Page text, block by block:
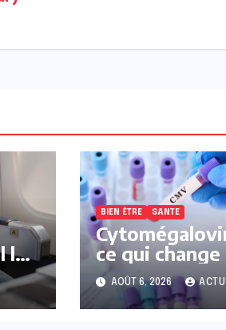
les
BIEN ÊTRE SANTE
ce qui change
la prise en
des femmes
enceintes
AOÛT 6, 2026